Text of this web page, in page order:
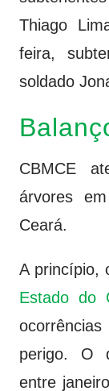
Thiago
feira,
soldado
CBMCE
árvores
Ceará.
A princípio,
Estado do
perigo. O
entre